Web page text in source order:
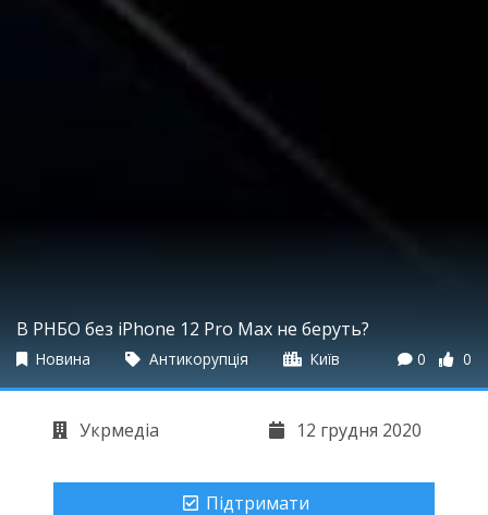
В РНБО без iPhone 12 Pro Max не беруть?
Новина Антикорупція Київ 0 0
Укрмедіа 12 грудня 2020
Підтримати